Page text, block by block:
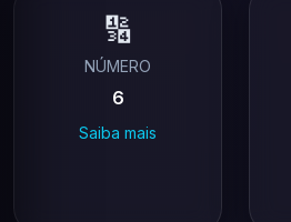
🔢
NÚMERO
6
Saiba mais